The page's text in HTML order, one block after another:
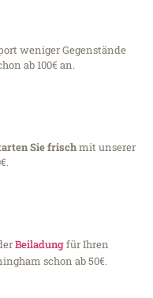
weniger Gegenstände
ab 100€ an.
Sie frischmit unserer
Beiladungfür Ihren
schon ab 50€.